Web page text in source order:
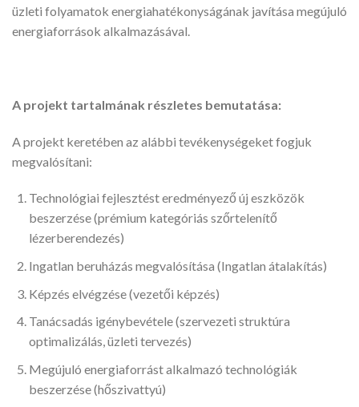
üzleti folyamatok energiahatékonyságának javítása megújuló
energiaforrások alkalmazásával.
A projekt tartalmának részletes bemutatása:
A projekt keretében az alábbi tevékenységeket fogjuk
megvalósítani:
Technológiai fejlesztést eredményező új eszközök
beszerzése (prémium kategóriás szőrtelenítő
lézerberendezés)
Ingatlan beruházás megvalósítása (Ingatlan átalakítás)
Képzés elvégzése (vezetői képzés)
Tanácsadás igénybevétele (szervezeti struktúra
optimalizálás, üzleti tervezés)
Megújuló energiaforrást alkalmazó technológiák
beszerzése (hőszivattyú)